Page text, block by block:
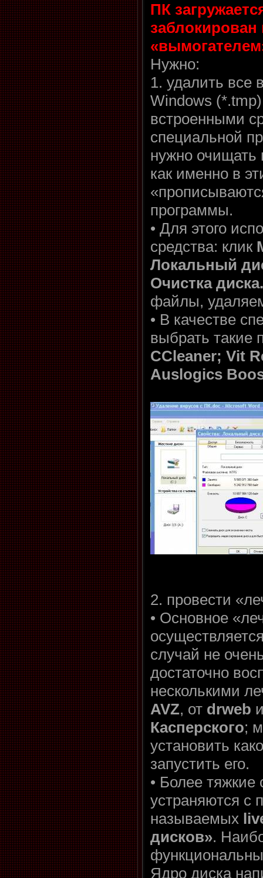
ПК
Нужно:
1. удалить
Windows
встроенными
специальной
нужно очищать
как именно в
программы.
• Для этого
средства: клик
Локальный
Очистка диска.
файлы,
• В качестве
выбрать такие
CCleaner; Vit
Auslogics
2. провести
• Основное
случай не
достаточно
несколькими
AVZ, от drweb
Касперского;
установить
запустить его.
• Более тяжкие
устраняются с
называемых
дисков».
Ядро диска